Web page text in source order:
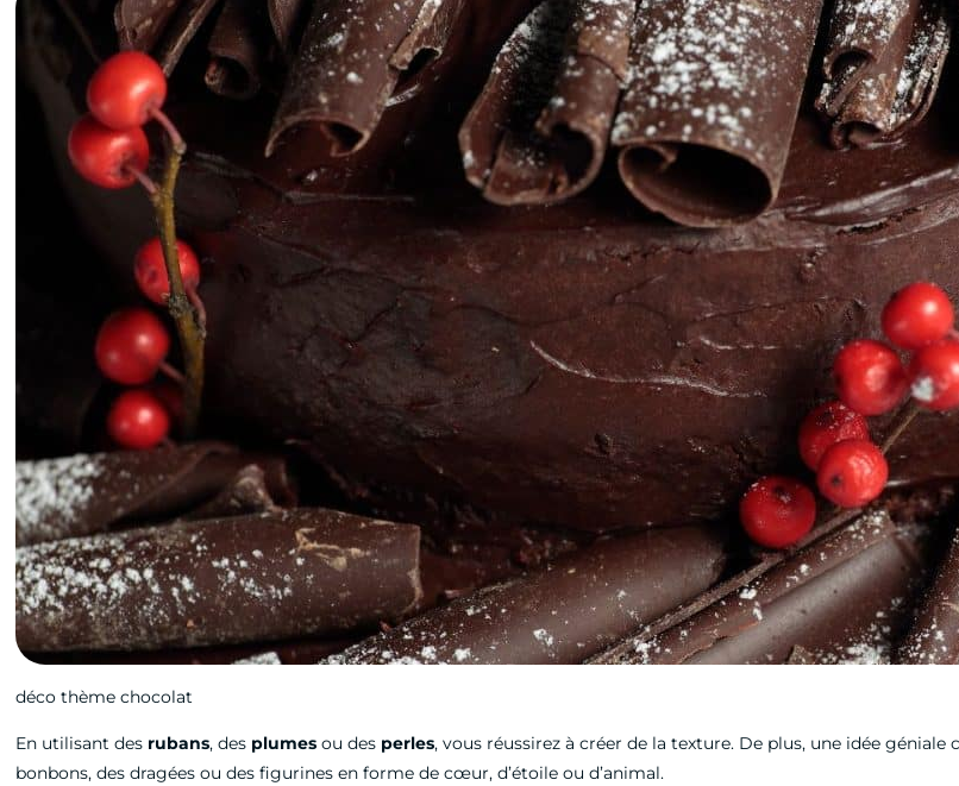
déco thème chocolat
En utilisant des rubans, des plumesou des perles, vous réussirez à créer de la texture. De plus, une idée
bonbons, des dragées ou des figurines en forme de cœur, d’étoile ou d’animal.